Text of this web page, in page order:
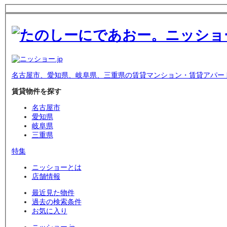
名古屋市、愛知県、岐阜県、三重県の賃貸マンション・賃貸アパー
賃貸物件を探す
名古屋市
愛知県
岐阜県
三重県
特集
ニッショーとは
店舗情報
最近見た物件
過去の検索条件
お気に入り